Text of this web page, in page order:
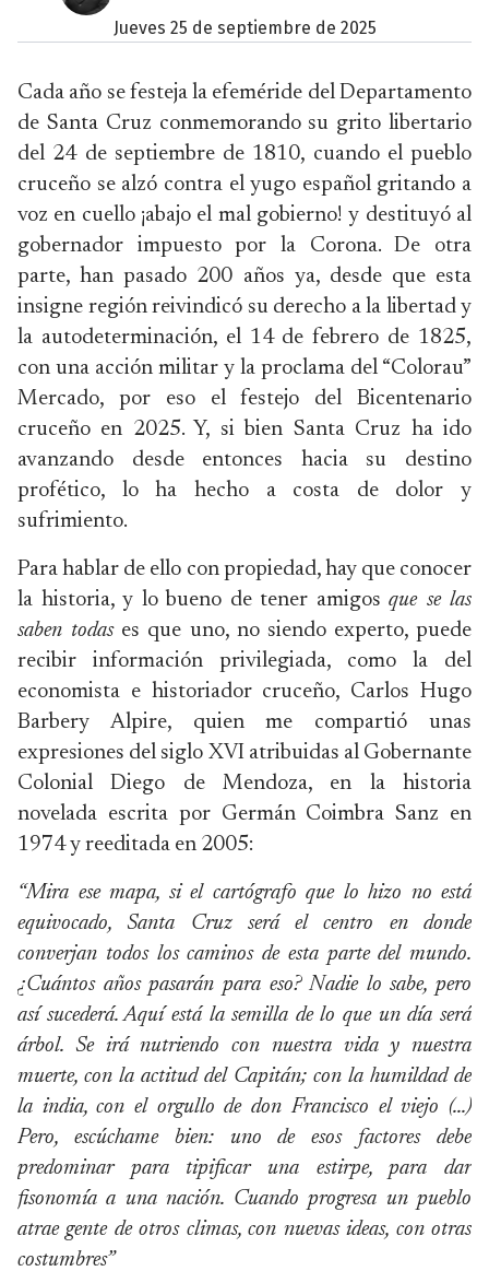
jueves 25 de septiembre de 2025
Cada año se festeja la efeméride del Departamento
de Santa Cruz conmemorando su grito libertario
del 24 de septiembre de 1810, cuando el pueblo
cruceño se alzó contra el yugo español gritando a
voz en cuello ¡abajo el mal gobierno! y destituyó al
gobernador impuesto por la Corona. De otra
parte, han pasado 200 años ya, desde que esta
insigne región reivindicó su derecho a la libertad y
la autodeterminación, el 14 de febrero de 1825,
con una acción militar y la proclama del “Colorau”
Mercado, por eso el festejo del Bicentenario
cruceño en 2025. Y, si bien Santa Cruz ha ido
avanzando desde entonces hacia su destino
profético, lo ha hecho a costa de dolor y
sufrimiento.
Para hablar de ello con propiedad, hay que conocer
la historia, y lo bueno de tener amigos que se las
saben todases que uno, no siendo experto, puede
recibir información privilegiada, como la del
economista e historiador cruceño, Carlos Hugo
Barbery Alpire, quien me compartió unas
expresiones del siglo XVI atribuidas al Gobernante
Colonial Diego de Mendoza, en la historia
novelada escrita por Germán Coimbra Sanz en
1974 y reeditada en 2005:
“Mira ese mapa, si el cartógrafo que lo hizo no está
equivocado, Santa Cruz será el centro en donde
converjan todos los caminos de esta parte del mundo.
¿Cuántos años pasarán para eso? Nadie lo sabe, pero
así sucederá. Aquí está la semilla de lo que un día será
árbol. Se irá nutriendo con nuestra vida y nuestra
muerte, con la actitud del Capitán; con la humildad de
la india, con el orgullo de don Francisco el viejo (…)
Pero, escúchame bien: uno de esos factores debe
predominar para tipificar una estirpe, para dar
fisonomía a una nación. Cuando progresa un pueblo
atrae gente de otros climas, con nuevas ideas, con otras
costumbres”